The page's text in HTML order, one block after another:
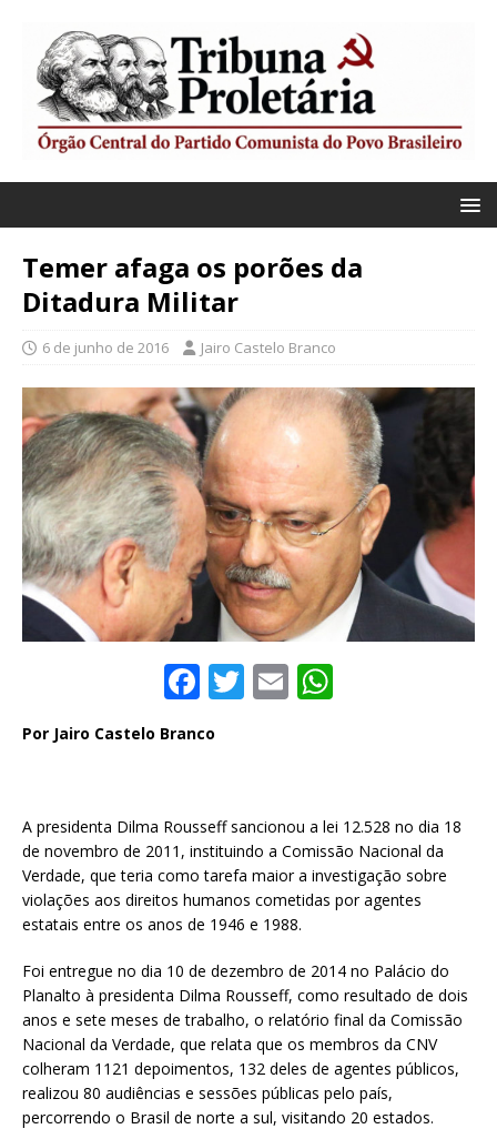
Temer afaga os porões da
Ditadura Militar
6 de junho de 2016 Jairo Castelo Branco
F
c
b
o
o
k
T
r
E
A
p
p
Por Jairo Castelo Branco
A presidenta Dilma Rousseff sancionou a lei 12.528 no dia 18
de novembro de 2011, instituindo a Comissão Nacional da
Verdade, que teria como tarefa maior a investigação sobre
violações aos direitos humanos cometidas por agentes
estatais entre os anos de 1946 e 1988.
Foi entregue no dia 10 de dezembro de 2014 no Palácio do
Planalto à presidenta Dilma Rousseff, como resultado de dois
anos e sete meses de trabalho, o relatório final da Comissão
Nacional da Verdade, que relata que os membros da CNV
colheram 1121 depoimentos, 132 deles de agentes públicos,
realizou 80 audiências e sessões públicas pelo país,
percorrendo o Brasil de norte a sul, visitando 20 estados.